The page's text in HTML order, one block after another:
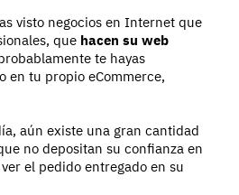
visto negocios en Internet que
que hacen su web
te hayas
en tu propio eCommerce,
aún existe una gran cantidad
no depositan su confianza en
el pedido entregado en su